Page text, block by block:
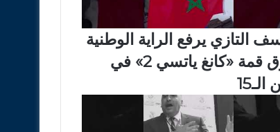
التازي يرفع الراية الوطنية
فوق قمة «كانغ ياتسي 2» في